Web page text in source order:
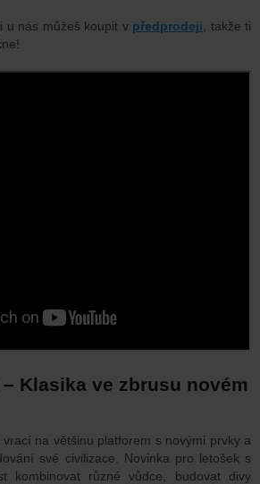
u nás můžeš koupit v předprodeji, takže ti
Klasika ve zbrusu novém
na většinu platforem s novými prvky a
své civilizace. Novinka pro letošek s
kombinovat různé vůdce, budovat divy